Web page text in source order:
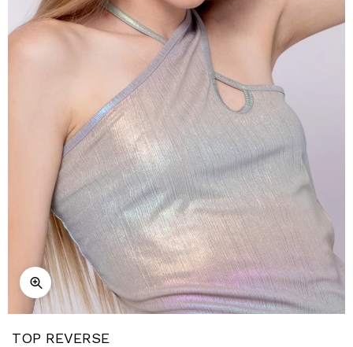
TOP REVERSE